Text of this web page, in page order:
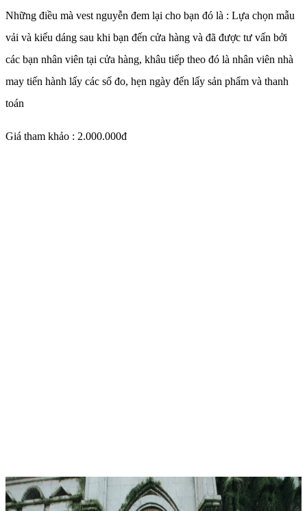
Những điều mà vest nguyễn đem lại cho bạn đó là : Lựa chọn mẫu
vải và kiểu dáng sau khi bạn đến cửa hàng và đã được tư vấn bởi
các bạn nhân viên tại cửa hàng, khâu tiếp theo đó là nhân viên nhà
may tiến hành lấy các số đo, hẹn ngày đến lấy sản phẩm và thanh
toán
Giá tham khảo : 2.000.000đ